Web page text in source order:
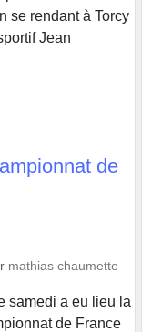
se rendant à Torcy
Jean
de
mathias chaumette
samedi a eu lieu la
de France